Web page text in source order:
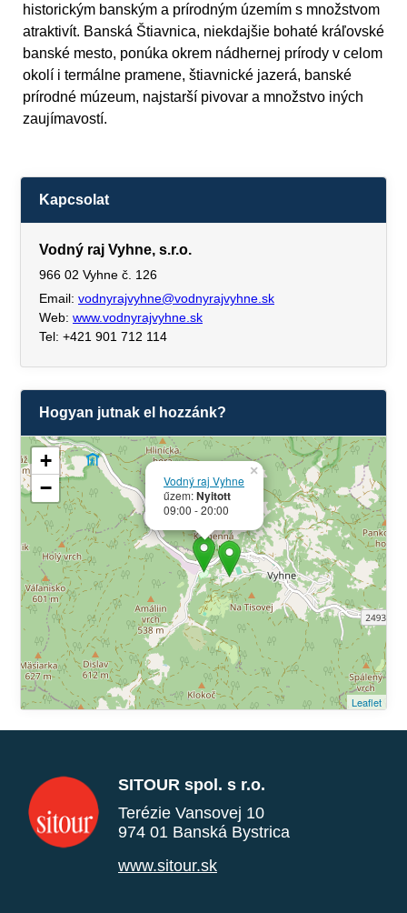
historickým banským a prírodným územím s množstvom
atraktivít. Banská Štiavnica, niekdajšie bohaté kráľovské
banské mesto, ponúka okrem nádhernej prírody v celom
okolí i termálne pramene, štiavnické jazerá, banské
prírodné múzeum, najstarší pivovar a množstvo iných
zaujímavostí.
Kapcsolat
Vodný raj Vyhne, s.r.o.
966 02 Vyhne č. 126
Email: vodnyrajvyhne@vodnyrajvyhne.sk
Web: www.vodnyrajvyhne.sk
Tel: +421 901 712 114
Hogyan jutnak el hozzánk?
Vodný raj Vyhne
űzem:Nyitott
09:00 - 20:00
×
+
−
Leaflet
SITOUR spol. s r.o.
Terézie Vansovej 10
974 01 Banská Bystrica
www.sitour.sk